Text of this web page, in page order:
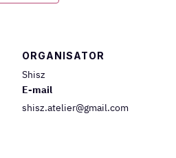
ORGANISATOR
Shisz
E-mail
shisz.atelier@gmail.com